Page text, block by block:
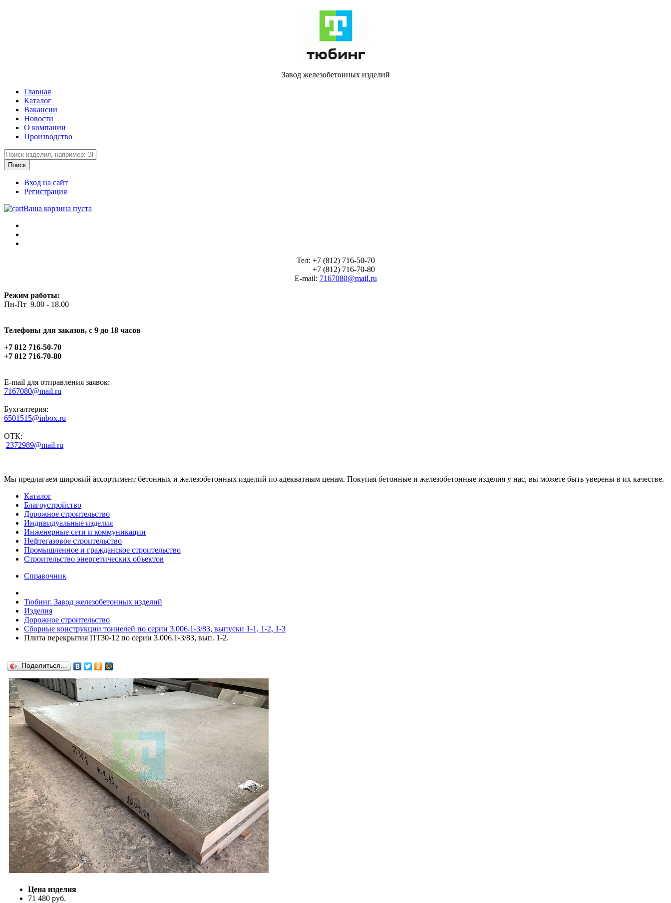
Завод железобетонных изделий
Главная
Каталог
Вакансии
Новости
О компании
Производство
Вход на сайт
Регистрация
Ваша корзина пуста
Тел: +7 (812) 716-50-70
+7 (812) 716-70-80
E-mail: 7167080@mail.ru
Режим работы:
Пн-Пт 9.00 - 18.00
Телефоны для заказов, c 9 до 18 часов
+7 812 716-50-70
+7 812 716-70-80
E-mail для отправления заявок:
7167080@mail.ru
Бухгалтерия:
6501515@inbox.ru
ОТК:
2372989@mail.ru
Мы предлагаем широкий ассортимент бетонных и железобетонных изделий по адекватным ценам. Покупая бетонные и железобетонные изделия у нас, вы можете быть уверены в их качестве.
Каталог
Благоустройство
Дорожное строительство
Индивидуальные изделия
Инженерные сети и коммуникации
Нефтегазовое строительство
Промышленное и гражданское строительство
Строительство энергетических объектов
Справочник
Тюбинг. Завод железобетонных изделий
Изделия
Дорожное строительство
Сборные конструкции тоннелей по серии 3.006.1-3/83, выпуски 1-1, 1-2, 1-3
Плита перекрытия ПТ30-12 по серии 3.006.1-3/83, вып. 1-2.
Поделиться…
Цена изделия
71 480 руб.